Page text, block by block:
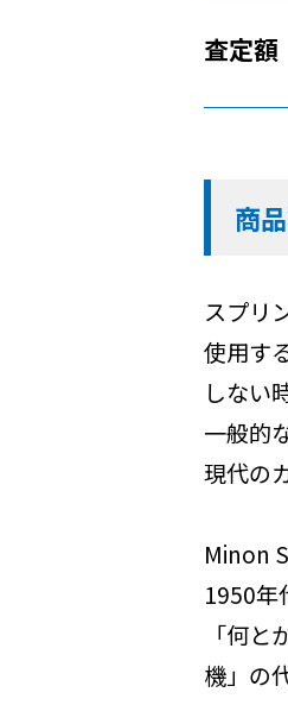
査定額
商
スプリ
使用す
しない
一般的
現代の
Minon
1950年
「何
機」の